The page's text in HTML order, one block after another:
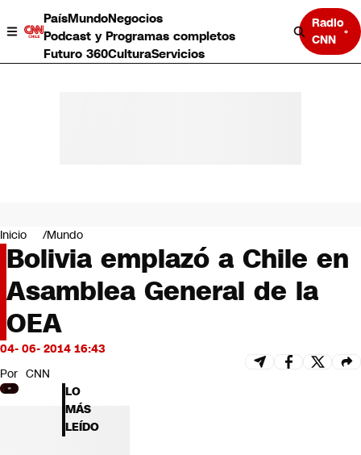
PaísMundoNegocios
Podcast y Programas completos
Futuro 360CulturaServicios
Radio
CNN
Negocios
Deportes
Programas completos
Cultura
Servicios
Bits
CNN tiempo
Futuro 360
Opinión
Inicio Mundo
Bolivia emplazó a Chile en
Asamblea General de la
OEA
04- 06- 2014 16:43
Por CNN
LO
MÁS
LEÍDO